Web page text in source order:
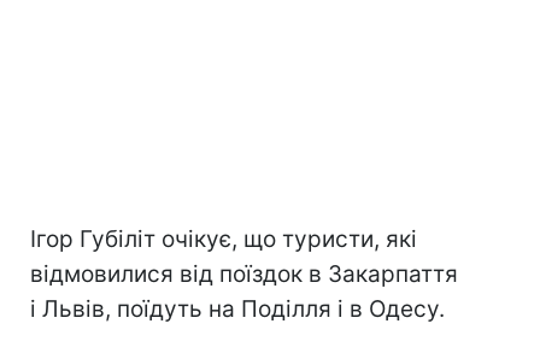
Ігор Губіліт очікує, що туристи, які
відмовилися від поїздок в Закарпаття
і Львів, поїдуть на Поділля і в Одесу.